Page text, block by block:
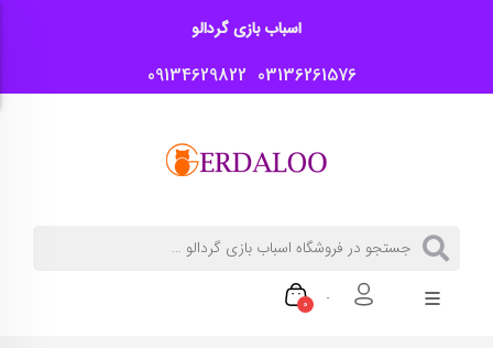
اسباب بازی گردالو
03136261576
09134629822
0